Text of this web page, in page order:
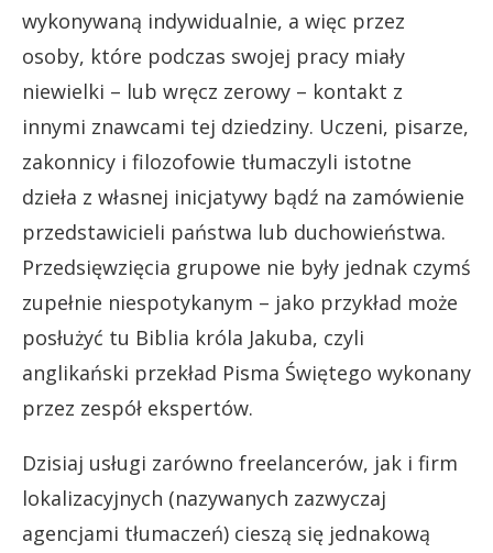
wykonywaną indywidualnie, a więc przez
osoby, które podczas swojej pracy miały
niewielki – lub wręcz zerowy – kontakt z
innymi znawcami tej dziedziny. Uczeni, pisarze,
zakonnicy i filozofowie tłumaczyli istotne
dzieła z własnej inicjatywy bądź na zamówienie
przedstawicieli państwa lub duchowieństwa.
Przedsięwzięcia grupowe nie były jednak czymś
zupełnie niespotykanym – jako przykład może
posłużyć tu Biblia króla Jakuba, czyli
anglikański przekład Pisma Świętego wykonany
przez zespół ekspertów.
Dzisiaj usługi zarówno freelancerów, jak i firm
lokalizacyjnych (nazywanych zazwyczaj
agencjami tłumaczeń) cieszą się jednakową